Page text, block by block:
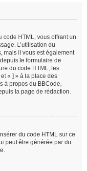
code HTML, vous offrant un
L’utilisation du
mais il vous est également
le formulaire de
du code HTML, les
« ] » à la place des
à propos du BBCode,
la page de rédaction.
du code HTML sur ce
peut être générée par du